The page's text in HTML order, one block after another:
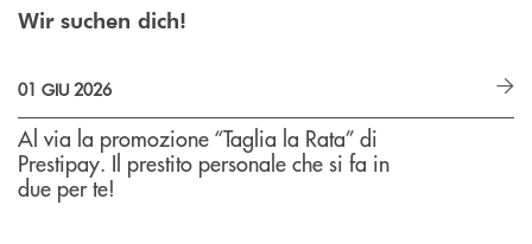
Wir suchen dich!
01 GIU 2026
Al via la promozione “Taglia la Rata” di
Prestipay. Il prestito personale che si fa in
due per te!